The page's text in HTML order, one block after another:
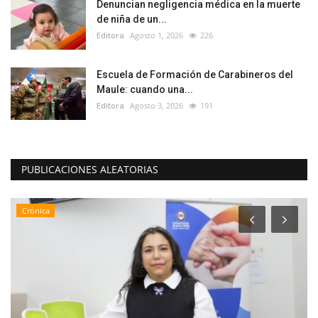
Denuncian negligencia médica en la muerte
de niña de un...
Editora Agosto 1, 2026 226
Escuela de Formación de Carabineros del
Maule: cuando una...
Editora Agosto 3, 2026 191
PUBLICACIONES ALEATORIAS
Tribunales